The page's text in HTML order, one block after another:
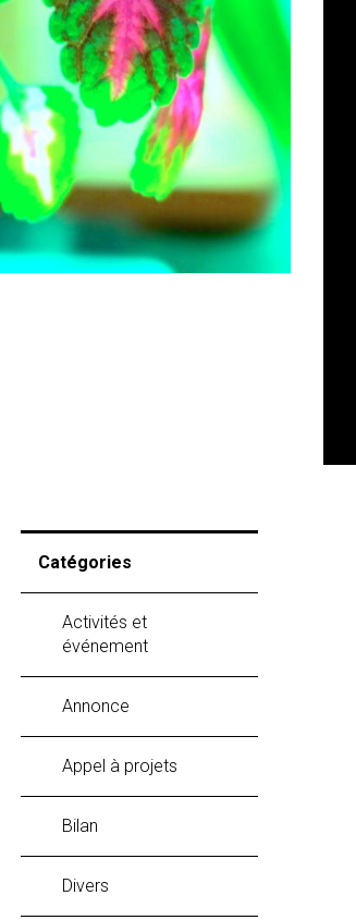
Catégories
Activités et
événement
Annonce
Appel à projets
Bilan
Divers